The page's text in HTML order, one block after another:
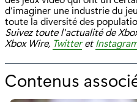
d’imaginer une industrie du
toute la diversité des
Suivez toute l'actualité de
Xbox Wire, Twitteret
Contenus